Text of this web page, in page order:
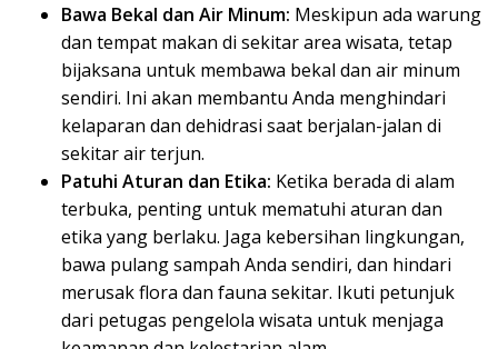
Bawa Bekal dan Air Minum: Meskipun ada warung
dan tempat makan di sekitar area wisata, tetap
bijaksana untuk membawa bekal dan air minum
sendiri. Ini akan membantu Anda menghindari
kelaparan dan dehidrasi saat berjalan-jalan di
sekitar air terjun.
Patuhi Aturan dan Etika: Ketika berada di alam
terbuka, penting untuk mematuhi aturan dan
etika yang berlaku. Jaga kebersihan lingkungan,
bawa pulang sampah Anda sendiri, dan hindari
merusak flora dan fauna sekitar. Ikuti petunjuk
dari petugas pengelola wisata untuk menjaga